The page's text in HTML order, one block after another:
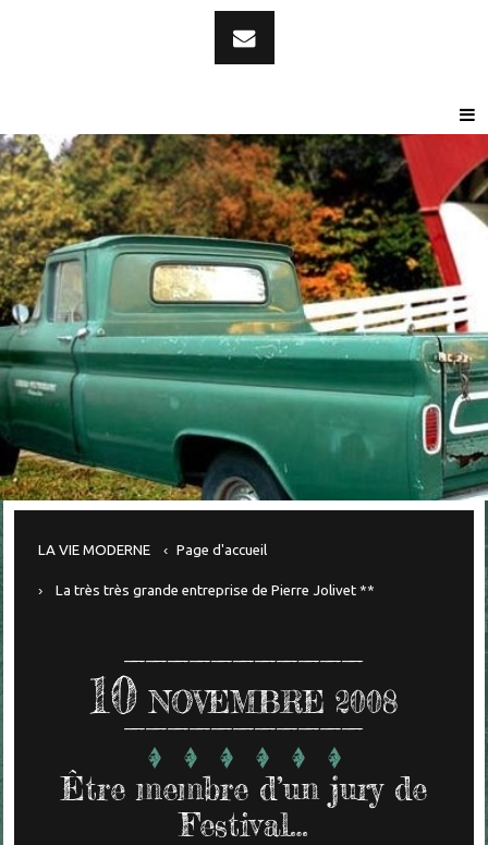
LA VIE MODERNE Page d'accueil
La très très grande entreprise de Pierre Jolivet **
10 NOVEMBRE 2008
Être membre d’un jury de
Festival…